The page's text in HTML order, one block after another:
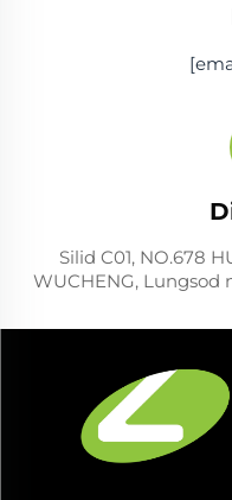
Silid C01, NO.678
WUCHENG, Lungsod